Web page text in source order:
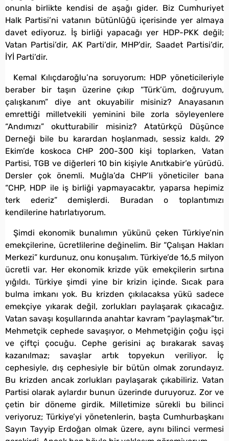
onunla birlikte kendisi de aşağı gider. Biz Cumhuriyet
Halk Partisi’ni vatanın bütünlüğü içerisinde yer almaya
davet ediyoruz. İş birliği yapacağı yer HDP-PKK değil;
Vatan Partisi’dir, AK Parti’dir, MHP’dir, Saadet Partisi’dir,
İYİ Parti’dir.
Kemal Kılıçdaroğlu’na soruyorum: HDP yöneticileriyle
beraber bir taşın üzerine çıkıp “Türk’üm, doğruyum,
çalışkanım” diye ant okuyabilir misiniz? Anayasanın
emrettiği milletvekili yeminini bile zorla söyleyenlere
“Andımızı” okutturabilir misiniz? Atatürkçü Düşünce
Derneği bile bu karardan hoşlanmadı, sessiz kaldı. 29
Ekim’de koskoca CHP 200-300 kişi toplarken, Vatan
Partisi, TGB ve diğerleri 10 bin kişiyle Anıtkabir’e yürüdü.
Dersler çok önemli. Muğla’da CHP’li yöneticiler bana
“CHP, HDP ile iş birliği yapmayacaktır, yaparsa hepimiz
terk ederiz” demişlerdi. Buradan o toplantımızı
kendilerine hatırlatıyorum.
Şimdi ekonomik bunalımın yükünü çeken Türkiye’nin
emekçilerine, ücretlilerine değinelim. Bir “Çalışan Hakları
Merkezi” kurdunuz, onu konuşalım. Türkiye’de 16,5 milyon
ücretli var. Her ekonomik krizde yük emekçilerin sırtına
yığıldı. Türkiye şimdi yine bir krizin içinde. Sıcak para
bulma imkanı yok. Bu krizden çıkılacaksa yükü sadece
emekçiye yıkarak değil, zorlukları paylaşarak çıkacağız.
Vatan savaşı koşullarında anahtar kavram “paylaşmak”tır.
Mehmetçik cephede savaşıyor, o Mehmetçiğin çoğu işçi
ve çiftçi çocuğu. Cephe gerisini aç bırakarak savaş
kazanılmaz; savaşlar artık topyekun veriliyor. İç
cephesiyle, dış cephesiyle bir bütün olmak zorundayız.
Bu krizden ancak zorlukları paylaşarak çıkabiliriz. Vatan
Partisi olarak aylardır bunun üzerinde duruyoruz. Zor ve
çetin bir döneme girdik. Milletimize sürekli bu bilinci
veriyoruz; Türkiye’yi yönetenlerin, başta Cumhurbaşkanı
Sayın Tayyip Erdoğan olmak üzere, aynı bilinci vermesi